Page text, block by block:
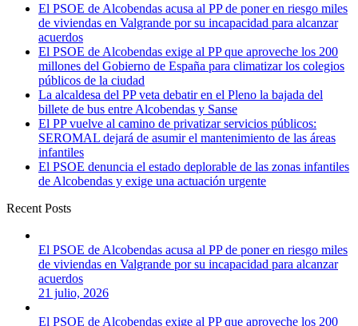
El PSOE de Alcobendas acusa al PP de poner en riesgo miles
de viviendas en Valgrande por su incapacidad para alcanzar
acuerdos
El PSOE de Alcobendas exige al PP que aproveche los 200
millones del Gobierno de España para climatizar los colegios
públicos de la ciudad
La alcaldesa del PP veta debatir en el Pleno la bajada del
billete de bus entre Alcobendas y Sanse
El PP vuelve al camino de privatizar servicios públicos:
SEROMAL dejará de asumir el mantenimiento de las áreas
infantiles
El PSOE denuncia el estado deplorable de las zonas infantiles
de Alcobendas y exige una actuación urgente
Recent Posts
El PSOE de Alcobendas acusa al PP de poner en riesgo miles
de viviendas en Valgrande por su incapacidad para alcanzar
acuerdos
21 julio, 2026
El PSOE de Alcobendas exige al PP que aproveche los 200